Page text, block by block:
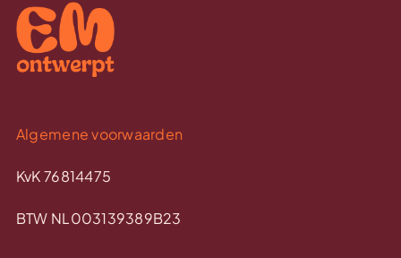
Algemene voorwaarden
KvK 76814475
BTW NL003139389B23